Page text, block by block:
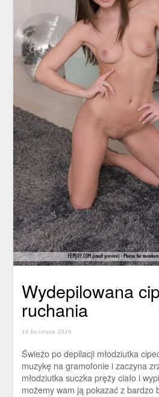
Wydepilowana
ruchania
10 kwietnia 2016
Świeżo po depilacji młodziutka
muzykę na gramofonie i zaczyna
młodziutka suczka pręży ciało i
możemy wam ją pokazać z bardzo